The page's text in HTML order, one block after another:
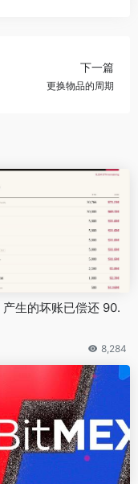
下一篇
更换物品的周期
生的坏账已偿还 90.
8,284